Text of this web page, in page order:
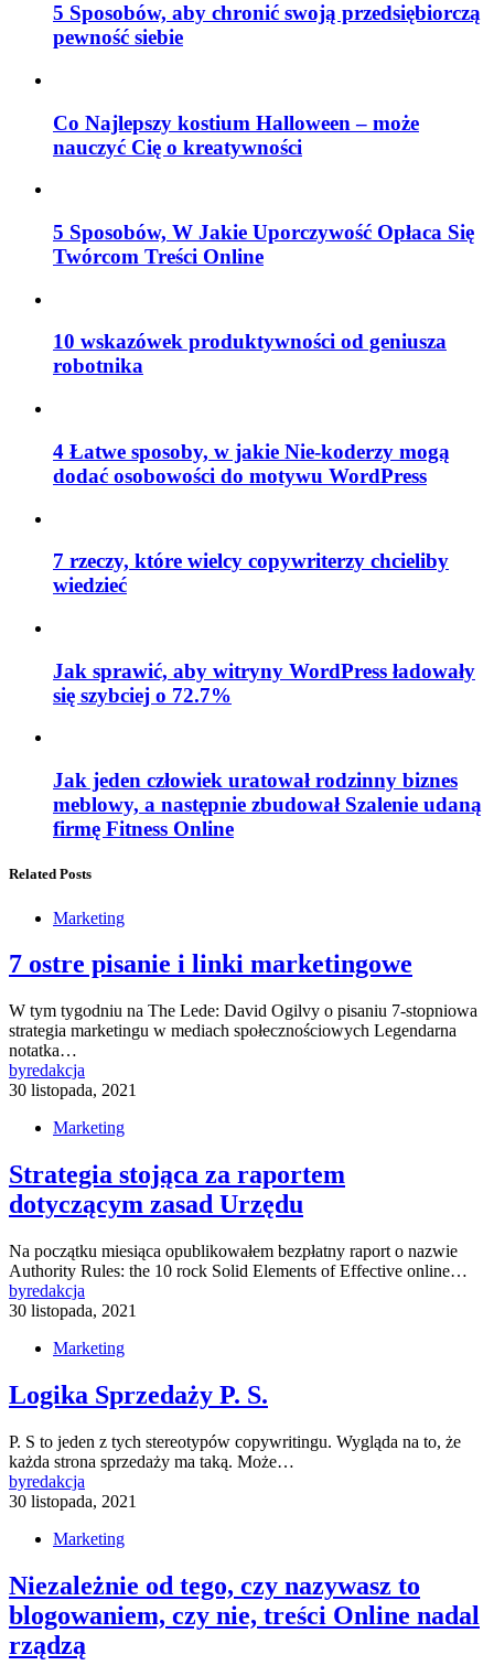
5 Sposobów, aby chronić swoją przedsiębiorczą
pewność siebie
Co Najlepszy kostium Halloween – może
nauczyć Cię o kreatywności
5 Sposobów, W Jakie Uporczywość Opłaca Się
Twórcom Treści Online
10 wskazówek produktywności od geniusza
robotnika
4 Łatwe sposoby, w jakie Nie-koderzy mogą
dodać osobowości do motywu WordPress
7 rzeczy, które wielcy copywriterzy chcieliby
wiedzieć
Jak sprawić, aby witryny WordPress ładowały
się szybciej o 72.7%
Jak jeden człowiek uratował rodzinny biznes
meblowy, a następnie zbudował Szalenie udaną
firmę Fitness Online
Related Posts
Marketing
7 ostre pisanie i linki marketingowe
W tym tygodniu na The Lede: David Ogilvy o pisaniu 7-stopniowa
strategia marketingu w mediach społecznościowych Legendarna
notatka…
byredakcja
30 listopada, 2021
Marketing
Strategia stojąca za raportem
dotyczącym zasad Urzędu
Na początku miesiąca opublikowałem bezpłatny raport o nazwie
Authority Rules: the 10 rock Solid Elements of Effective online…
byredakcja
30 listopada, 2021
Marketing
Logika Sprzedaży P. S.
P. S to jeden z tych stereotypów copywritingu. Wygląda na to, że
każda strona sprzedaży ma taką. Może…
byredakcja
30 listopada, 2021
Marketing
Niezależnie od tego, czy nazywasz to
blogowaniem, czy nie, treści Online nadal
rządzą